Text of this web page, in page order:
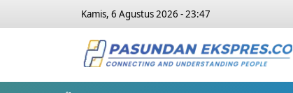
Kamis, 6 Agustus 2026 - 23:47